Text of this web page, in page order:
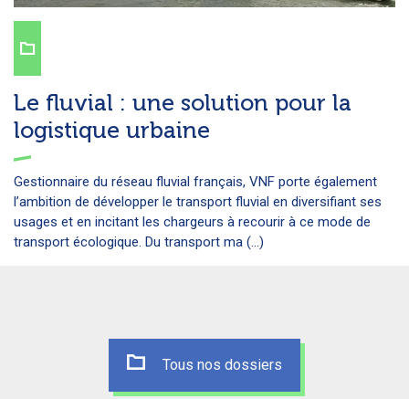
Le fluvial : une solution pour la
logistique urbaine
Gestionnaire du réseau fluvial français, VNF porte également
l’ambition de développer le transport fluvial en diversifiant ses
usages et en incitant les chargeurs à recourir à ce mode de
transport écologique. Du transport ma (...)
Tous nos dossiers